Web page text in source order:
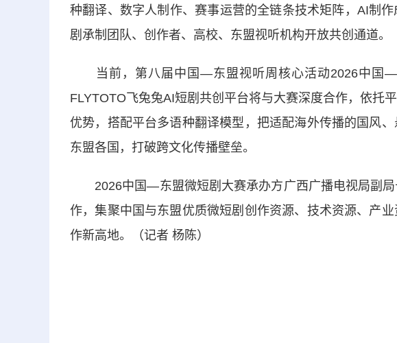
种翻译、数字人制作、赛事运营的全链条技术矩阵，AI制
剧承制团队、创作者、高校、东盟视听机构开放共创通道。
当前，第八届中国—东盟视听周核心活动2026中国—
FLYTOTO飞兔兔AI短剧共创平台将与大赛深度合作，依托
优势，搭配平台多语种翻译模型，把适配海外传播的国风
东盟各国，打破跨文化传播壁垒。
2026中国—东盟微短剧大赛承办方广西广播电视局副局
作，集聚中国与东盟优质微短剧创作资源、技术资源、产
作新高地。（记者 杨陈）